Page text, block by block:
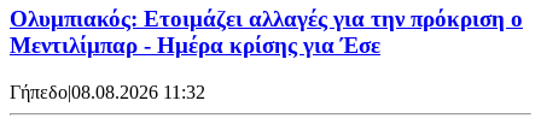
Ολυμπιακός: Ετοιμάζει αλλαγές για την πρόκριση ο
Μεντιλίμπαρ - Ημέρα κρίσης για Έσε
Γήπεδο|08.08.2026 11:32